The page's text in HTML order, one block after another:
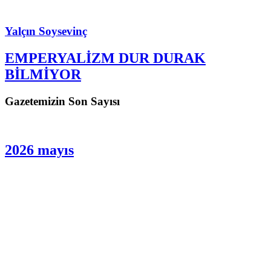
Yalçın Soysevinç
EMPERYALİZM DUR DURAK
BİLMİYOR
Gazetemizin Son Sayısı
2026 mayıs